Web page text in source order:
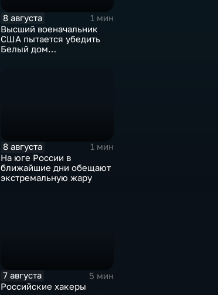
8 августа
1 мин
Высший военачальник
США пытается убедить
Белый дом
8 августа
1 мин
На юге России в
ближайшие дни обещают
экстремальную жару
7 августа
5 мин
Российские хакеры